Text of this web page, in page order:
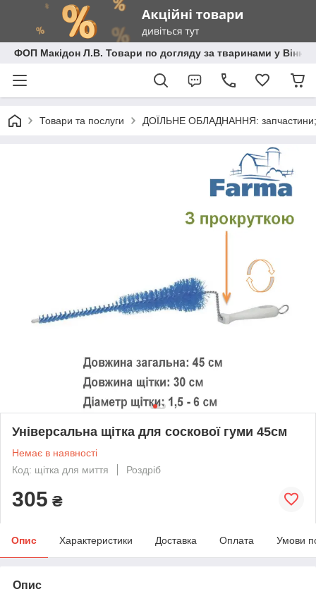
ФОП Макідон Л.В. Товари по догляду за тваринами у
Товари та послуги ДОЇЛЬНЕ ОБЛАДНАННЯ: запчастини;
Універсальна щітка для соскової гуми 45см
Немає в наявності
Код: щітка для миття
Роздріб
305 ₴
Опис Характеристики Доставка Оплата Умови
Опис